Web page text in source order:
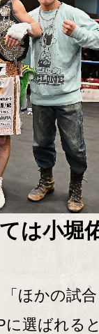
は小堀
ほかの試
に選ばれる